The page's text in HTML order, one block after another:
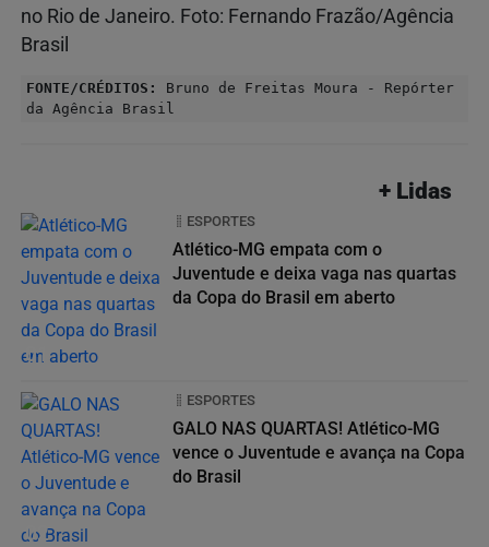
no Rio de Janeiro. Foto: Fernando Frazão/Agência
Brasil
FONTE/CRÉDITOS:
Bruno de Freitas Moura - Repórter
da Agência Brasil
+ Lidas
01
ESPORTES
Atlético-MG empata com o
Juventude e deixa vaga nas quartas
da Copa do Brasil em aberto
02
ESPORTES
GALO NAS QUARTAS! Atlético-MG
vence o Juventude e avança na Copa
do Brasil